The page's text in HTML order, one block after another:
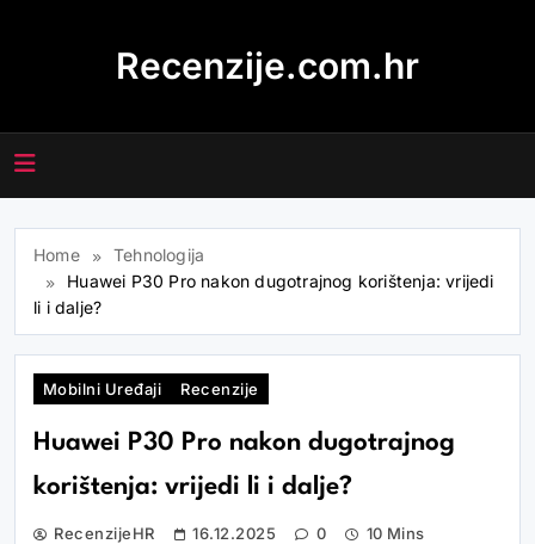
Recenzije.com.hr
Home
Tehnologija
Huawei P30 Pro nakon dugotrajnog korištenja: vrijedi
li i dalje?
Mobilni Uređaji Recenzije
Huawei P30 Pro nakon dugotrajnog
korištenja: vrijedi li i dalje?
RecenzijeHR 16.12.2025 0 10 Mins